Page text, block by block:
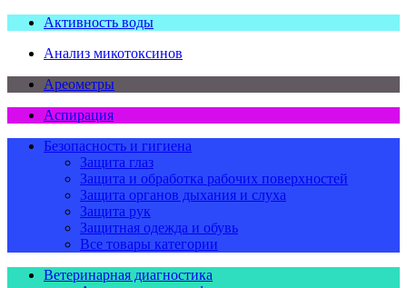
Активность воды
Анализ микотоксинов
Ареометры
Аспирация
Безопасность и гигиена
Защита глаз
Защита и обработка рабочих поверхностей
Защита органов дыхания и слуха
Защита рук
Защитная одежда и обувь
Все товары категории
Ветеринарная диагностика